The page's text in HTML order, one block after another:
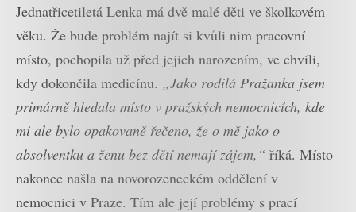
Jednatřicetiletá Lenka má dvě malé děti ve školkovém
věku. Že bude problém najít si kvůli nim pracovní
místo, pochopila už před jejich narozením, ve chvíli,
kdy dokončila medicínu. „Jako rodilá Pražanka jsem
primárně hledala místo v pražských nemocnicích, kde
mi ale bylo opakovaně řečeno, že o mě jako o
absolventku a ženu bez dětí nemají zájem,“ říká. Místo
nakonec našla na novorozeneckém oddělení v
nemocnici v Praze. Tím ale její problémy s prací